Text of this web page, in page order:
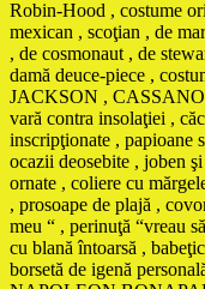
Robin-Hood , costume
mexican , scoţian , de
, de cosmonaut , de
damă deuce-piece ,
JACKSON ,
vară contra insolaţiei ,
inscripţionate , papioane
ocazii deosebite , joben
ornate , coliere cu
, prosoape de plajă ,
meu “ , perinuţă “vreau
cu blană întoarsă ,
borsetă de igenă